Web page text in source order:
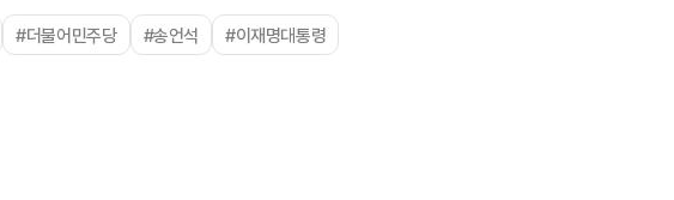
#더불어민주당 #송언석 #이재명대통령